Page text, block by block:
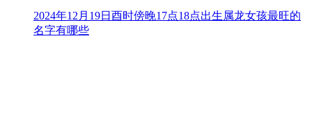
2024年12月19日酉时傍晚17点18点出生属龙女孩最旺的
名字有哪些